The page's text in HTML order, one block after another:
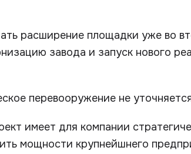
расширение площадки уже во
завода и запуск нового
перевооружение не
имеет для компании
мощности крупнейшнего